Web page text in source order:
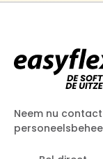
Neem nu